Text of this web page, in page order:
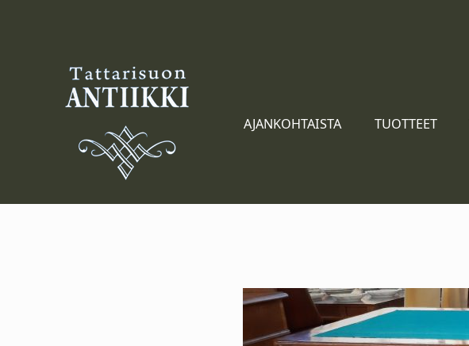
AJANKOHTAISTA TUOTTEET